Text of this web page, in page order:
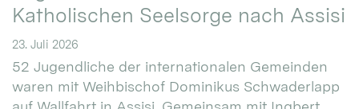
Katholischen Seelsorge nach Assisi
23. Juli 2026
52 Jugendliche der internationalen Gemeinden
waren mit Weihbischof Dominikus Schwaderlapp